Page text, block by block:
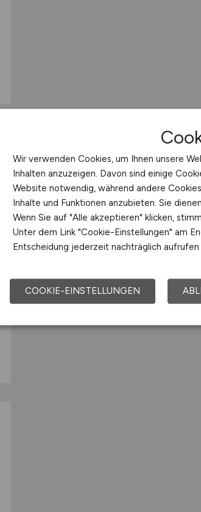
Wir verwenden Cookies, um Ihnen unsere
Inhalten anzuzeigen. Davon sind einige
Website notwendig, während andere
Inhalte und Funktionen anzubieten. Sie
Wenn Sie auf "Alle akzeptieren" klicken,
Unter dem Link "Cookie-Einstellungen" am
Entscheidung jederzeit nachträglich aufrufen
COOKIE-EINSTELLUNGEN